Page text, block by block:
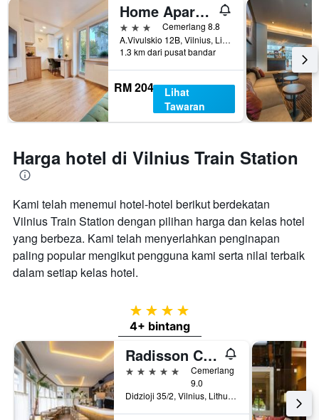
Home Apart-Hotel Vilnius
3 bintangCemerlang 8.8
A.Vivulskio 12B, Vilnius, Lithuania
1.3 km dari pusat bandar
RM 204
Lihat
Tawaran
Harga hotel di Vilnius Train Station
Kami telah menemui hotel-hotel berikut berdekatan
Vilnius Train Station dengan pilihan harga dan kelas hotel
yang berbeza. Kami telah menyerlahkan penginapan
paling popular mengikut pengguna kami serta nilai terbaik
dalam setiap kelas hotel.
4 bintang
4+ bintang
Radisson Collection Astorija Hotel, Vilnius
5 bintang
Cemerlang
9.0
Didzioji 35/2, Vilnius, Lithuania